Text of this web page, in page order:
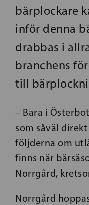
bärplockare
inför denna
drabbas i
branchens
till
– Bara i
som såväl
följderna om
finns när
Norrgård,
Norrgård